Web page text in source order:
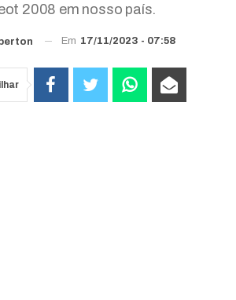
2008 em nosso país.
Em 17/11/2023 - 07:58